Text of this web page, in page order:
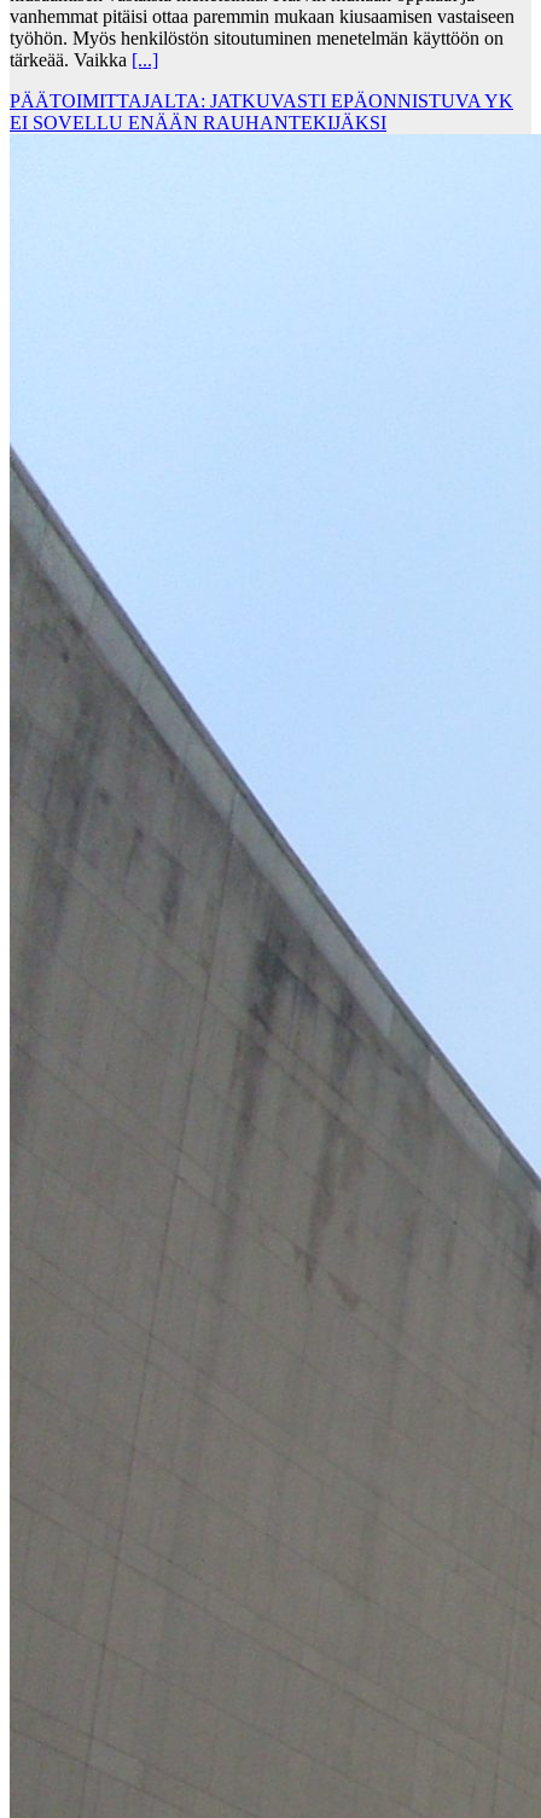
vanhemmat pitäisi ottaa paremmin mukaan kiusaamisen vastaiseen
työhön. Myös henkilöstön sitoutuminen menetelmän käyttöön on
tärkeää. Vaikka [...]
PÄÄTOIMITTAJALTA: JATKUVASTI EPÄONNISTUVA YK
EI SOVELLU ENÄÄN RAUHANTEKIJÄKSI